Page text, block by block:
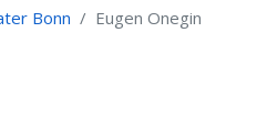
Bonn Eugen Onegin